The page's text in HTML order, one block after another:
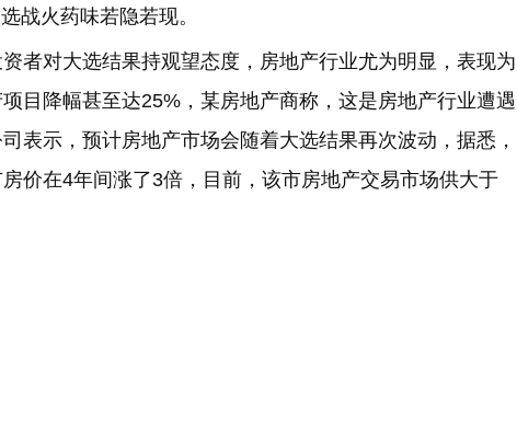
战火药味若隐若现。
者对大选结果持观望态度，房地产行业尤为明显，表现为
目降幅甚至达25%，某房地产商称，这是房地产行业遭遇
表示，预计房地产市场会随着大选结果再次波动，据悉，
价在4年间涨了3倍，目前，该市房地产交易市场供大于